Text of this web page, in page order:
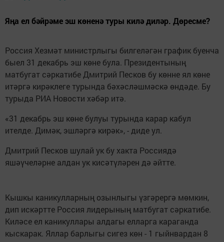
Яңа ел бәйрәме эш көненә туры килә диләр. Дөресме?
Россия Хезмәт министрлыгы билгеләгән график буенча
быел 31 декабрь эш көне була. Президентының
матбугат сәркатибе Дмитрий Песков бу көнне ял көне
итәргә кирәклеге турында бәхәсләшмәскә өндәде. Бу
турыда РИА Новости хәбәр итә.
«31 декабрь эш көне булуы турында карар кабул
ителде. Димәк, эшләргә кирәк», - диде ул.
Дмитрий Песков шулай ук бу хакта Россиядә
яшәүчеләрне алдан ук кисәтүләрен дә әйтте.
Кышкы каникулларның озынлыгы үзгәрергә мөмкин,
дип искәртте Россия лидерының матбугат сәркатибе.
Киләсе ел каникуллары алдагы елларга караганда
кыскарак. Яллар барлыгы сигез көн - 1 гыйнвардан 8